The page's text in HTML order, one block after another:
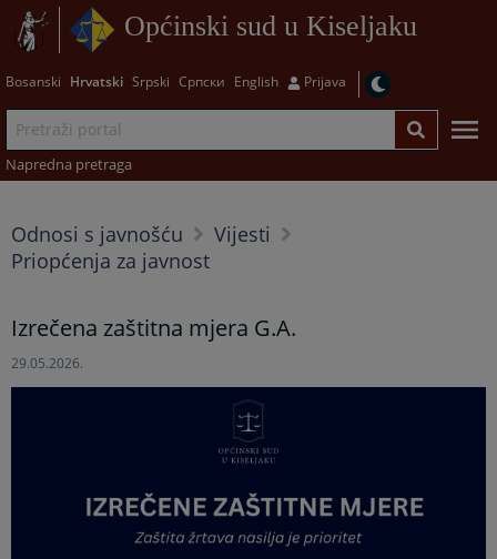
Općinski sud u Kiseljaku
Bosanski Hrvatski Srpski Српски English Prijava
Napredna pretraga
Odnosi s javnošću
Vijesti
Priopćenja za javnost
Izrečena zaštitna mjera G.A.
29.05.2026.